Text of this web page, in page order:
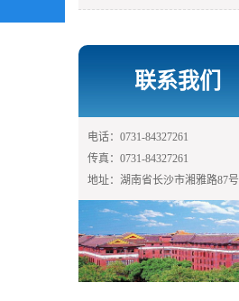
联系我们
电话：0731-84327261
传真：0731-84327261
地址：湖南省长沙市湘雅路87号